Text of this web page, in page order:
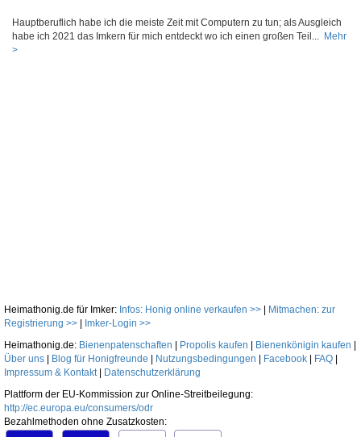
Hauptberuflich habe ich die meiste Zeit mit Computern zu tun; als Ausgleich
habe ich 2021 das Imkern für mich entdeckt wo ich einen großen Teil... Mehr
>
Heimathonig.de für Imker: Infos: Honig online verkaufen >>
Mitmachen: zur
Registrierung >>
Imker-Login >>
Heimathonig.de: Bienenpatenschaften Propolis kaufen Bienenkönigin kaufen
Über uns
Blog für Honigfreunde Nutzungsbedingungen Facebook FAQ
Impressum & Kontakt|
Datenschutzerklärung
Plattform der EU-Kommission zur Online-Streitbeilegung:
http://ec.europa.eu/consumers/odr
Bezahlmethoden ohne Zusatzkosten: